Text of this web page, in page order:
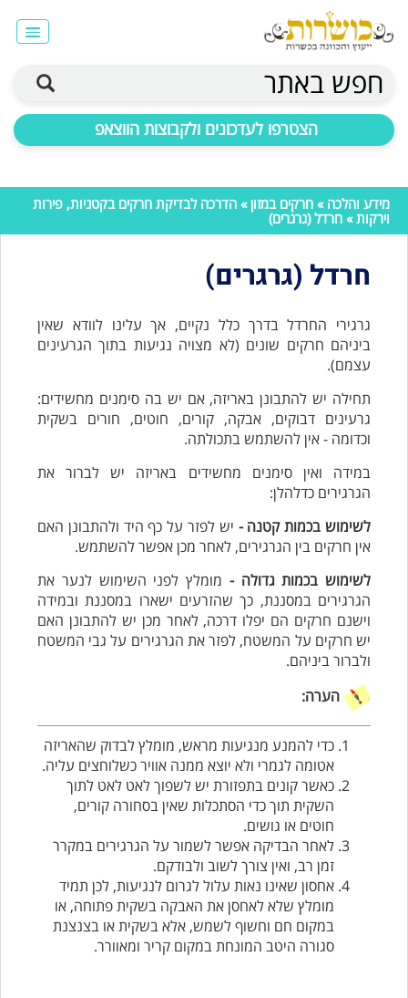
חפש באתר
הצטרפו לעדכונים ולקבוצות הווצאפ
מידע והלכה » חרקים במזון» הדרכה לבדיקת חרקים בקטניות, פירות
וירקות» חרדל (גרגרים)
חרדל (גרגרים)
גרגירי החרדל בדרך כלל נקיים, אך עלינו לוודא שאין
ביניהם חרקים שונים (לא מצויה נגיעות בתוך הגרעינים
עצמם).
תחילה יש להתבונן באריזה, אם יש בה סימנים מחשידים:
גרעינים דבוקים, אבקה, קורים, חוטים, חורים בשקית
וכדומה - אין להשתמש בתכולתה.
במידה ואין סימנים מחשידים באריזה יש לברור את
הגרגירים כדלהלן:
לשימוש בכמות קטנה - יש לפזר על כף היד ולהתבונן האם
אין חרקים בין הגרגירים, לאחר מכן אפשר להשתמש.
לשימוש בכמות גדולה - מומלץ לפני השימוש לנער את
הגרגירים במסננת, כך שהזרעים ישארו במסננת ובמידה
וישנם חרקים הם יפלו דרכה, לאחר מכן יש להתבונן האם
יש חרקים על המשטח, לפזר את הגרגירים על גבי המשטח
ולברור ביניהם.
הערה:
כדי להמנע מנגיעות מראש, מומלץ לבדוק שהאריזה
אטומה לגמרי ולא יוצא ממנה אוויר כשלוחצים עליה.
כאשר קונים בתפזורת יש לשפוך לאט לאט לתוך
השקית תוך כדי הסתכלות שאין בסחורה קורים,
חוטים או גושים.
לאחר הבדיקה אפשר לשמור על הגרגירים במקרר
זמן רב, ואין צורך לשוב ולבודקם.
אחסון שאינו נאות עלול לגרום לנגיעות, לכן תמיד
מומלץ שלא לאחסן את האבקה בשקית פתוחה, או
במקום חם וחשוף לשמש, אלא בשקית או בצנצנת
סגורה היטב המונחת במקום קריר ומאוורר.